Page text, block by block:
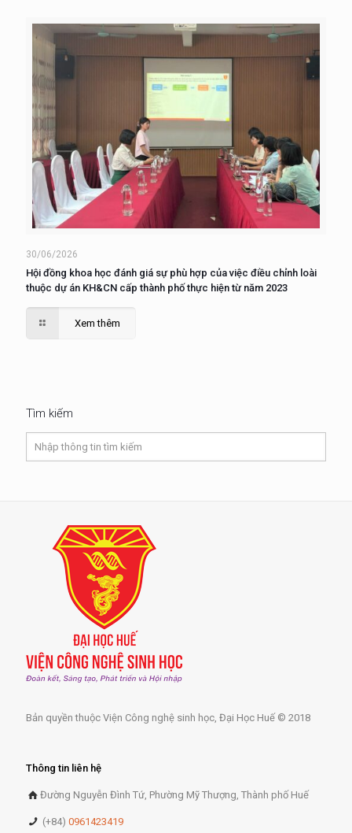
30/06/2026
Hội đồng khoa học đánh giá sự phù hợp của việc điều chỉnh loài
thuộc dự án KH&CN cấp thành phố thực hiện từ năm 2023
Xem thêm
Tìm kiếm
Bản quyền thuộc Viện Công nghệ sinh học, Đại Học Huế © 2018
Thông tin liên hệ
Đường Nguyễn Đình Tứ, Phường Mỹ Thượng, Thành phố Huế
(+84)0961423419